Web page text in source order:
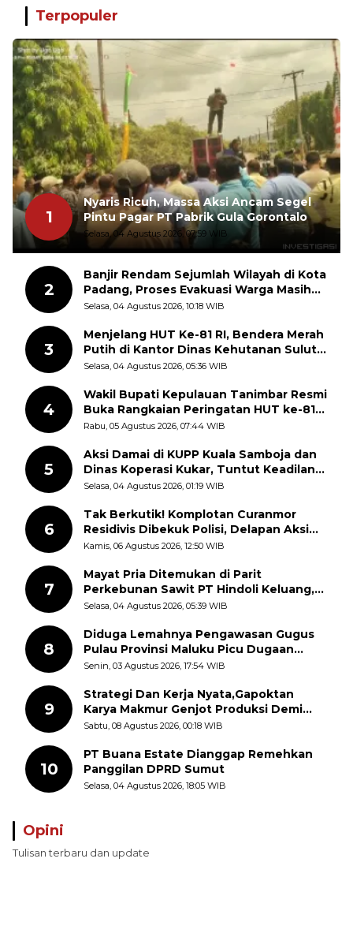
Terpopuler
1
Nyaris Ricuh, Massa Aksi Ancam Segel
Pintu Pagar PT Pabrik Gula Gorontalo
Selasa, 04 Agustus 2026, 07:59 WIB
2
Banjir Rendam Sejumlah Wilayah di Kota
Padang, Proses Evakuasi Warga Masih
Berlangsung
Selasa, 04 Agustus 2026, 10:18 WIB
3
Menjelang HUT Ke-81 RI, Bendera Merah
Putih di Kantor Dinas Kehutanan Sulut
Disorot Warga
Selasa, 04 Agustus 2026, 05:36 WIB
4
Wakil Bupati Kepulauan Tanimbar Resmi
Buka Rangkaian Peringatan HUT ke-81
Kemerdekaan RI, ASN Diajak Perkuat
Rabu, 05 Agustus 2026, 07:44 WIB
5
Aksi Damai di KUPP Kuala Samboja dan
Dinas Koperasi Kukar, Tuntut Keadilan
dan Kesempatan Kerja yang Adil
Selasa, 04 Agustus 2026, 01:19 WIB
6
Tak Berkutik! Komplotan Curanmor
Residivis Dibekuk Polisi, Delapan Aksi
Curanmor Di Candipuro Terungkap
Kamis, 06 Agustus 2026, 12:50 WIB
7
Mayat Pria Ditemukan di Parit
Perkebunan Sawit PT Hindoli Keluang,
Polisi Selidiki Penyebab Kematian
Selasa, 04 Agustus 2026, 05:39 WIB
8
Diduga Lemahnya Pengawasan Gugus
Pulau Provinsi Maluku Picu Dugaan
Pungli terhadap Nelayan Bale-Bale di
Senin, 03 Agustus 2026, 17:54 WIB
9
Strategi Dan Kerja Nyata,Gapoktan
Karya Makmur Genjot Produksi Demi
Swasembada Pangan
Sabtu, 08 Agustus 2026, 00:18 WIB
10
PT Buana Estate Dianggap Remehkan
Panggilan DPRD Sumut
Selasa, 04 Agustus 2026, 18:05 WIB
Opini
Tulisan terbaru dan update